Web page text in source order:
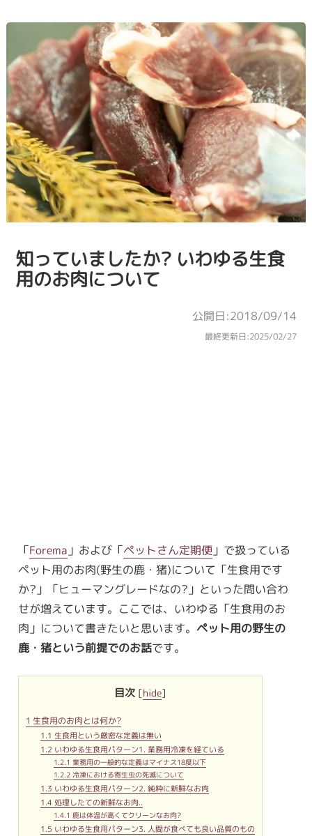
知っていましたか? いわゆる生食
用のお肉について
公開日:2018/09/14
最終更新日:2025/02/27
「Forema 」および「ペットさん定期便 」で扱っている
ペット用のお肉(野生の鹿・猪)について「生食用です
か?」「ヒューマングレードなの?」といった問い合わ
せが増えています。ここでは、いわゆる「生食用のお
肉」について書きたいと思います。 ペット用の野生の
鹿・猪という前提でのお話です。
目次 [hide]
1 生食用のお肉とは何か?
1.1 生食用という厳密な定義は無い
1.2 いわゆる生食用パターン1. 業務用冷凍を経ている
1.2.1 業務用の一般的な定義はマイナス18度以下
1.2.2 冷凍における寄生虫の死滅について
1.3 いわゆる生食用パターン2. 純粋に新鮮なお肉
1.4 処理したての新鮮なお肉..
1.4.1 鹿は体温が高くてクリーンなお肉?
1.5 いわゆる生食用パターン3. 人間が食べても良い品質のもの